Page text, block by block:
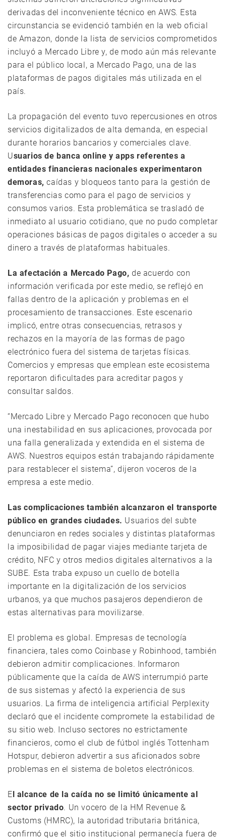
derivadas del inconveniente técnico en AWS. Esta
circunstancia se evidenció también en la web oficial
de Amazon, donde la lista de servicios comprometidos
incluyó a Mercado Libre y, de modo aún más relevante
para el público local, a Mercado Pago, una de las
plataformas de pagos digitales más utilizada en el
país.
La propagación del evento tuvo repercusiones en otros
servicios digitalizados de alta demanda, en especial
durante horarios bancarios y comerciales clave.
Usuarios de banca online y apps referentes a
entidades financieras nacionales experimentaron
demoras, caídas y bloqueos tanto para la gestión de
transferencias como para el pago de servicios y
consumos varios. Esta problemática se trasladó de
inmediato al usuario cotidiano, que no pudo completar
operaciones básicas de pagos digitales o acceder a su
dinero a través de plataformas habituales.
La afectación a Mercado Pago, de acuerdo con
información verificada por este medio, se reflejó en
fallas dentro de la aplicación y problemas en el
procesamiento de transacciones. Este escenario
implicó, entre otras consecuencias, retrasos y
rechazos en la mayoría de las formas de pago
electrónico fuera del sistema de tarjetas físicas.
Comercios y empresas que emplean este ecosistema
reportaron dificultades para acreditar pagos y
consultar saldos.
“Mercado Libre y Mercado Pago reconocen que hubo
una inestabilidad en sus aplicaciones, provocada por
una falla generalizada y extendida en el sistema de
AWS. Nuestros equipos están trabajando rápidamente
para restablecer el sistema”, dijeron voceros de la
empresa a este medio.
Las complicaciones también alcanzaron el transporte
público en grandes ciudades. Usuarios del subte
denunciaron en redes sociales y distintas plataformas
la imposibilidad de pagar viajes mediante tarjeta de
crédito, NFC y otros medios digitales alternativos a la
SUBE. Esta traba expuso un cuello de botella
importante en la digitalización de los servicios
urbanos, ya que muchos pasajeros dependieron de
estas alternativas para movilizarse.
El problema es global. Empresas de tecnología
financiera, tales como Coinbase y Robinhood, también
debieron admitir complicaciones. Informaron
públicamente que la caída de AWS interrumpió parte
de sus sistemas y afectó la experiencia de sus
usuarios. La firma de inteligencia artificial Perplexity
declaró que el incidente compromete la estabilidad de
su sitio web. Incluso sectores no estrictamente
financieros, como el club de fútbol inglés Tottenham
Hotspur, debieron advertir a sus aficionados sobre
problemas en el sistema de boletos electrónicos.
El alcance de la caída no se limitó únicamente al
sector privado. Un vocero de la HM Revenue &
Customs (HMRC), la autoridad tributaria británica,
confirmó que el sitio institucional permanecía fuera de